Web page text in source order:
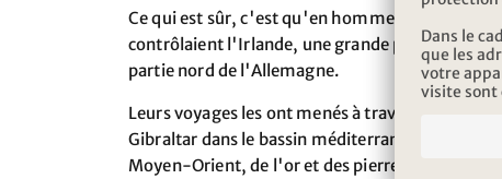
Ce qui est sûr, c'est qu'en hommes d'affaires
contrôlaient l'Irlande, une grande partie de
partie nord de l'Allemagne.
Leurs voyages les ont menés à travers les
Gibraltar dans le bassin méditerranéen en Italie
Moyen-Orient, de l'or et des pierres précieuses.